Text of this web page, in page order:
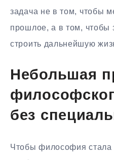
задача не в том, чтобы
прошлое, а в том, чтобы
строить дальнейшую
Небольшая
без
Чтобы философия стала